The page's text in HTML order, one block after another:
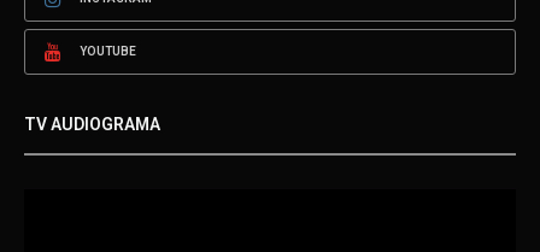
YOUTUBE
TV AUDIOGRAMA